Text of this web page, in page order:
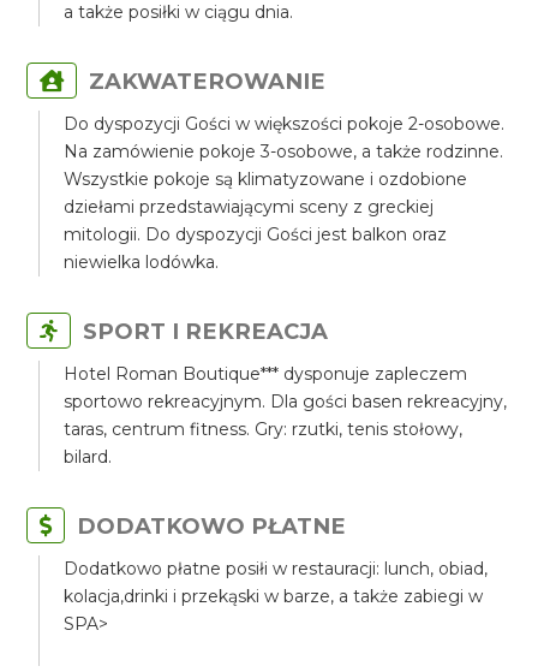
a także posiłki w ciągu dnia.
ZAKWATEROWANIE
Do dyspozycji Gości w większości pokoje 2-osobowe.
Na zamówienie pokoje 3-osobowe, a także rodzinne.
Wszystkie pokoje są klimatyzowane i ozdobione
dziełami przedstawiającymi sceny z greckiej
mitologii. Do dyspozycji Gości jest balkon oraz
niewielka lodówka.
SPORT I REKREACJA
Hotel Roman Boutique*** dysponuje zapleczem
sportowo rekreacyjnym. Dla gości basen rekreacyjny,
taras, centrum fitness. Gry: rzutki, tenis stołowy,
bilard.
DODATKOWO PŁATNE
Dodatkowo płatne posiłi w restauracji: lunch, obiad,
kolacja,drinki i przekąski w barze, a także zabiegi w
SPA>